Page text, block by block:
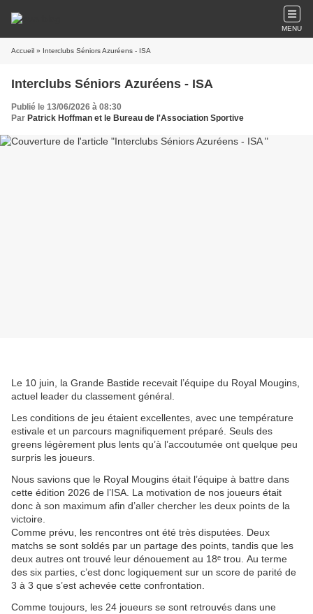
MENU
Accueil » Interclubs Séniors Azuréens - ISA
Interclubs Séniors Azuréens - ISA
Publié le 13/06/2026 à 08:30
Par Patrick Hoffman et le Bureau de l'Association Sportive
Le 10 juin, la Grande Bastide recevait l’équipe du Royal Mougins,
actuel leader du classement général.
Les conditions de jeu étaient excellentes, avec une température
estivale et un parcours magnifiquement préparé. Seuls des
greens légèrement plus lents qu’à l’accoutumée ont quelque peu
surpris les joueurs.
Nous savions que le Royal Mougins était l’équipe à battre dans
cette édition 2026 de l’ISA. La motivation de nos joueurs était
donc à son maximum afin d’aller chercher les deux points de la
victoire.
Comme prévu, les rencontres ont été très disputées. Deux
matchs se sont soldés par un partage des points, tandis que les
deux autres ont trouvé leur dénouement au 18ᵉ trou. Au terme
des six parties, c’est donc logiquement sur un score de parité de
3 à 3 que s’est achevée cette confrontation.
Comme toujours, les 24 joueurs se sont retrouvés dans une